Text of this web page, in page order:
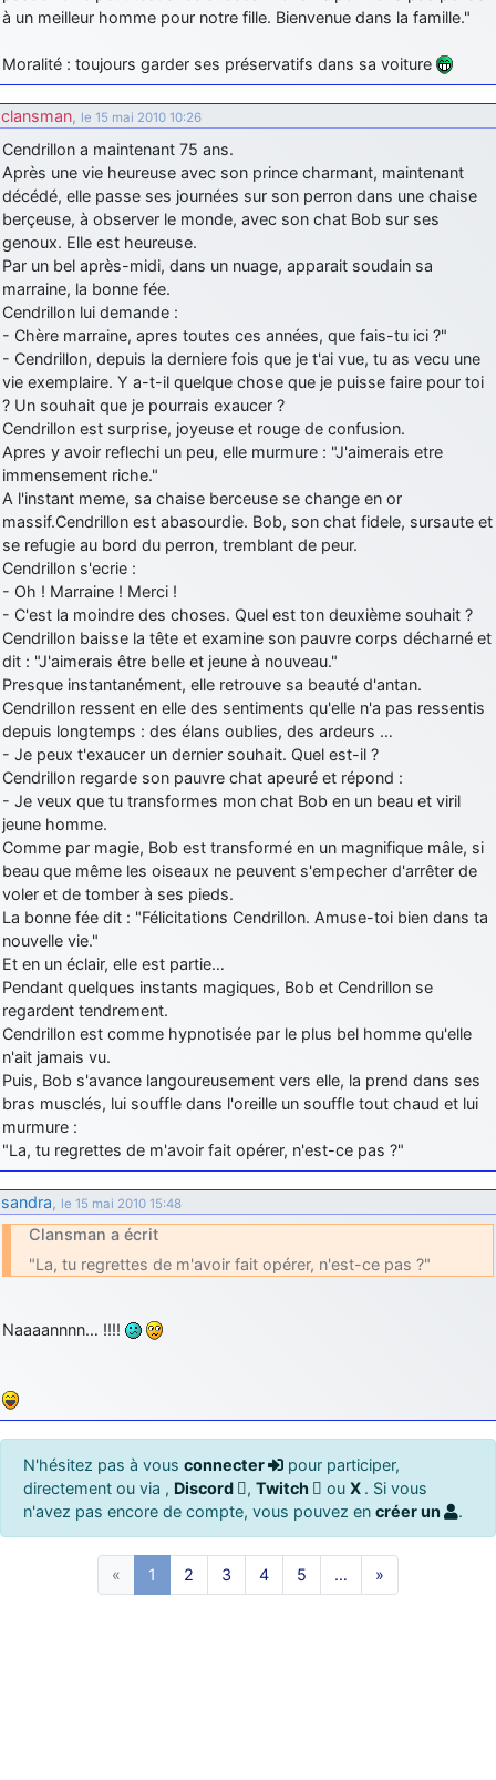
à un meilleur homme pour notre fille. Bienvenue dans la famille."
Moralité : toujours garder ses préservatifs dans sa voiture
clansman, le 15 mai 2010 10:26
Cendrillon a maintenant 75 ans.
Après une vie heureuse avec son prince charmant, maintenant
décédé, elle passe ses journées sur son perron dans une chaise
berçeuse, à observer le monde, avec son chat Bob sur ses
genoux. Elle est heureuse.
Par un bel après-midi, dans un nuage, apparait soudain sa
marraine, la bonne fée.
Cendrillon lui demande :
- Chère marraine, apres toutes ces années, que fais-tu ici ?"
- Cendrillon, depuis la derniere fois que je t'ai vue, tu as vecu une
vie exemplaire. Y a-t-il quelque chose que je puisse faire pour toi
? Un souhait que je pourrais exaucer ?
Cendrillon est surprise, joyeuse et rouge de confusion.
Apres y avoir reflechi un peu, elle murmure : "J'aimerais etre
immensement riche."
A l'instant meme, sa chaise berceuse se change en or
massif.Cendrillon est abasourdie. Bob, son chat fidele, sursaute et
se refugie au bord du perron, tremblant de peur.
Cendrillon s'ecrie :
- Oh ! Marraine ! Merci !
- C'est la moindre des choses. Quel est ton deuxième souhait ?
Cendrillon baisse la tête et examine son pauvre corps décharné et
dit : "J'aimerais être belle et jeune à nouveau."
Presque instantanément, elle retrouve sa beauté d'antan.
Cendrillon ressent en elle des sentiments qu'elle n'a pas ressentis
depuis longtemps : des élans oublies, des ardeurs …
- Je peux t'exaucer un dernier souhait. Quel est-il ?
Cendrillon regarde son pauvre chat apeuré et répond :
- Je veux que tu transformes mon chat Bob en un beau et viril
jeune homme.
Comme par magie, Bob est transformé en un magnifique mâle, si
beau que même les oiseaux ne peuvent s'empecher d'arrêter de
voler et de tomber à ses pieds.
La bonne fée dit : "Félicitations Cendrillon. Amuse-toi bien dans ta
nouvelle vie."
Et en un éclair, elle est partie…
Pendant quelques instants magiques, Bob et Cendrillon se
regardent tendrement.
Cendrillon est comme hypnotisée par le plus bel homme qu'elle
n'ait jamais vu.
Puis, Bob s'avance langoureusement vers elle, la prend dans ses
bras musclés, lui souffle dans l'oreille un souffle tout chaud et lui
murmure :
"La, tu regrettes de m'avoir fait opérer, n'est-ce pas ?"
sandra, le 15 mai 2010 15:48
Clansman a écrit
"La, tu regrettes de m'avoir fait opérer, n'est-ce pas ?"
Naaaannnn… !!!!
N'hésitez pas à vous connecter
pour participer,
directement ou via , Discord , Twitch ou X . Si vous
n'avez pas encore de compte, vous pouvez en créer un .
« 1 2 3 4 5 … »